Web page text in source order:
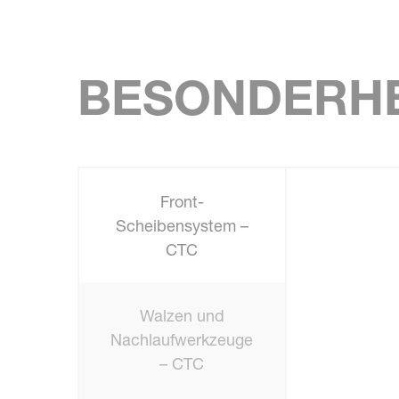
Front-
Scheibensystem –
CTC
Walzen und
Nachlaufwerkzeuge
– CTC